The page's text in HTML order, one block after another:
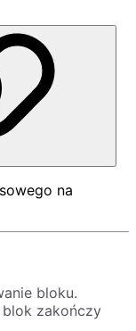
na
bloku.
zakończy